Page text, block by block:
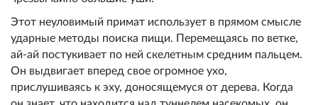
Этот неуловимый примат использует в прямом смысле
ударные методы поиска пищи. Перемещаясь по ветке,
ай-ай постукивает по ней скелетным средним пальцем.
Он выдвигает вперед свое огромное ухо,
прислушиваясь к эху, доносящемуся от дерева. Когда